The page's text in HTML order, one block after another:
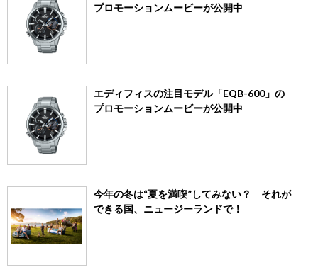
プロモーションムービーが公開中
エディフィスの注目モデル「EQB-600」の
プロモーションムービーが公開中
今年の冬は“夏を満喫”してみない？ それが
できる国、ニュージーランドで！